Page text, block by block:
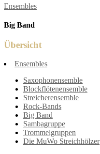
Ensembles
Big Band
Übersicht
Ensembles
Saxophonensemble
Blockflötenensemble
Streicherensemble
Rock-Bands
Big Band
Sambagruppe
Trommelgruppen
Die MuWo Streichhölzer